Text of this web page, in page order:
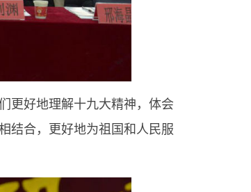
更好地理解十九大精神，体会
结合，更好地为祖国和人民服